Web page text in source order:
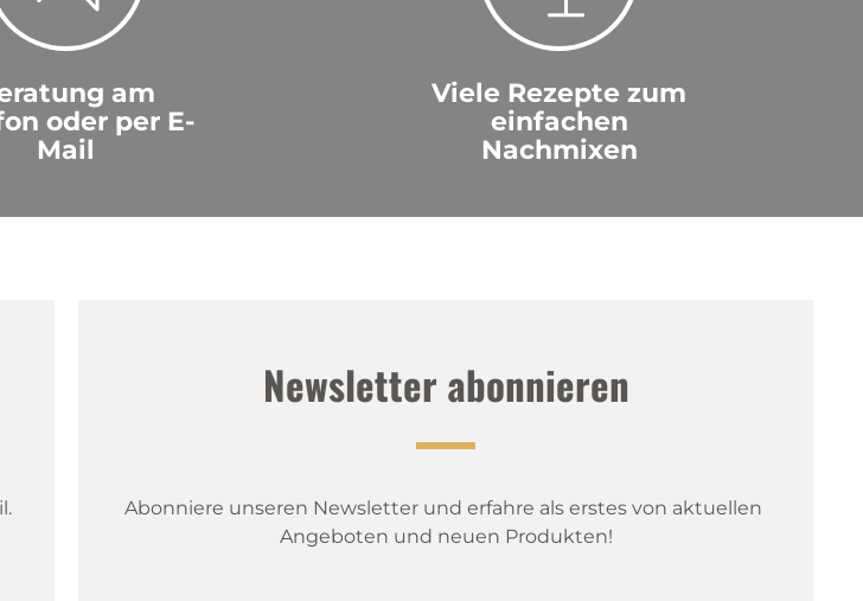
am
oder per E-
Mail
Viele Rezepte zum
einfachen
Nachmixen
Newsletter abonnieren
Abonniere unseren Newsletter und erfahre als erstes von aktuellen
Angeboten und neuen Produkten!